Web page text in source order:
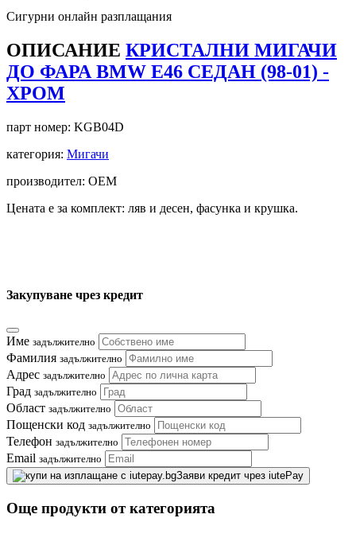
Сигурни онлайн разплащания
ОПИСАНИЕ КРИСТАЛНИ МИГАЧИ
ДО ФАРА BMW E46 СЕДАН (98-01) -
ХРОМ
парт номер: KGB04D
категория: Мигачи
производител: OEM
Цената е за комплект: ляв и десен, фасунка и крушка.
Закупуване чрез кредит
Име задължително
Фамилия задължително
Адрес задължително
Град задължително
Област задължително
Пощенски код задължително
Телефон задължително
Email задължително
Заяви кредит чрез iutePay
Още продукти от категорията